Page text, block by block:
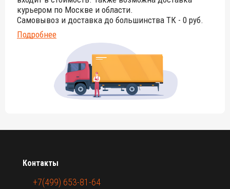
курьером по Москве и области.
Самовывоз и доставка до большинства ТК - 0 руб.
Подробнее
Контакты
+7(499) 653-81-64